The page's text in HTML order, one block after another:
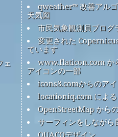
ェ
qweather™ 改善アル
天気図
市民気象観測員プログ
変更された
ています
www.flaticon.com か
アイコンの一部
icons8.comからのア
locationiq.com による
OpenStreetMap から
サーフィンをしなが
QUACOデザイン